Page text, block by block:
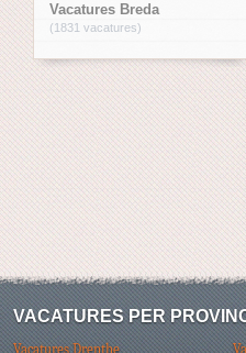
Vacatures Breda
(1831 vacatures)
VACATURES PER
Vacatures Drenthe